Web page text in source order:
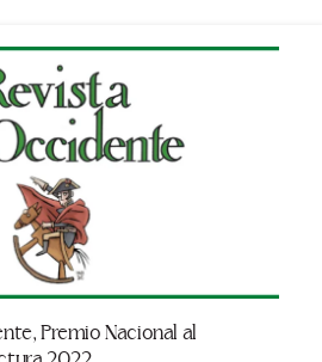
Premio Nacional al